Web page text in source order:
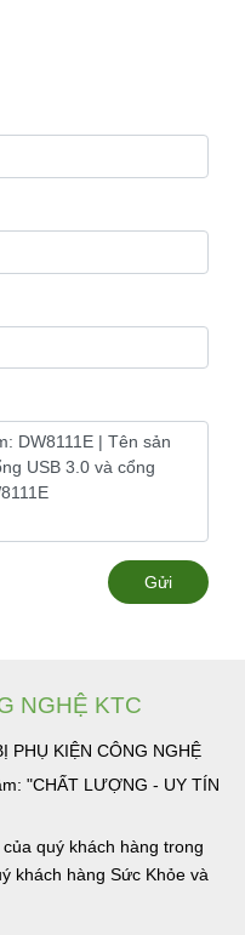
Gửi
NGHỆ KTC
PHỤ KIỆN CÔNG NGHỆ
"CHẤT LƯỢNG - UY TÍN
quý khách hàng trong
khách hàng Sức Khỏe và